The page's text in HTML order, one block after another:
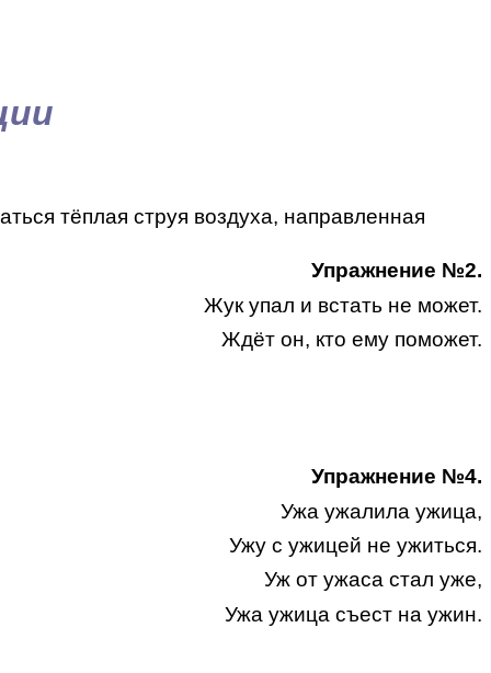
тёплая струя воздуха, направленная
Упражнение №2.
Жук упал и встать не может.
Ждёт он, кто ему поможет.
Упражнение №4.
Ужа ужалила ужица,
Ужу с ужицей не ужиться.
Уж от ужаса стал уже,
Ужа ужица съест на ужин.